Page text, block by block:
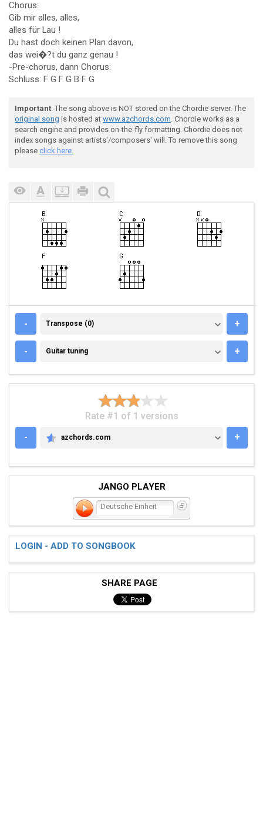
Chorus:
Gib mir alles, alles,
alles für Lau !
Du hast doch keinen Plan davon,
das wei�?t du ganz genau !
-Pre-chorus, dann Chorus:
Schluss: F G F G B F G
Important: The song above is NOT stored on the Chordie server. The
original song is hosted at www.azchords.com. Chordie works as a
search engine and provides on-the-fly formatting. Chordie does not
index songs against artists'/composers' will. To remove this song
please click here.
- TRANSPOSE (0)
Transpose (0) +
- GUITAR TUNING
Guitar tuning +
Rate #1 of 1 versions
-
AZCHORDS.COM
azchords.com +
JANGO PLAYER
Deutsche Einheit
LOGIN - ADD TO SONGBOOK
SHARE PAGE